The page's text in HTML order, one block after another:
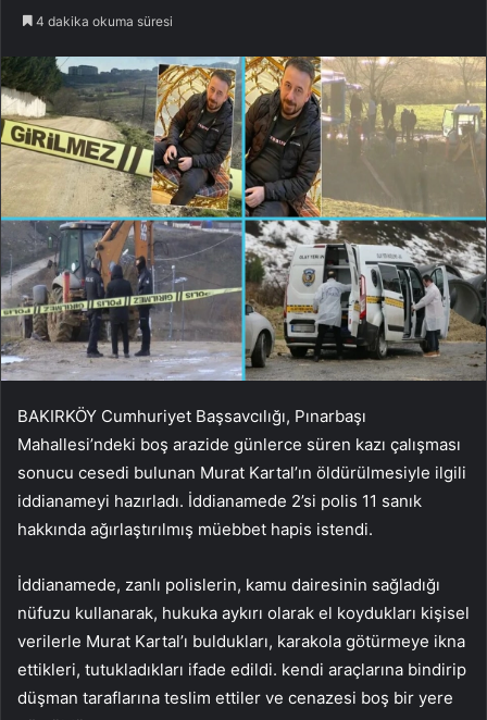
4 dakika okuma süresi
BAKIRKÖY Cumhuriyet Başsavcılığı, Pınarbaşı
Mahallesi’ndeki boş arazide günlerce süren kazı çalışması
sonucu cesedi bulunan Murat Kartal’ın öldürülmesiyle ilgili
iddianameyi hazırladı. İddianamede 2’si polis 11 sanık
hakkında ağırlaştırılmış müebbet hapis istendi.
İddianamede, zanlı polislerin, kamu dairesinin sağladığı
nüfuzu kullanarak, hukuka aykırı olarak el koydukları kişisel
verilerle Murat Kartal’ı buldukları, karakola götürmeye ikna
ettikleri, tutukladıkları ifade edildi. kendi araçlarına bindirip
düşman taraflarına teslim ettiler ve cenazesi boş bir yere